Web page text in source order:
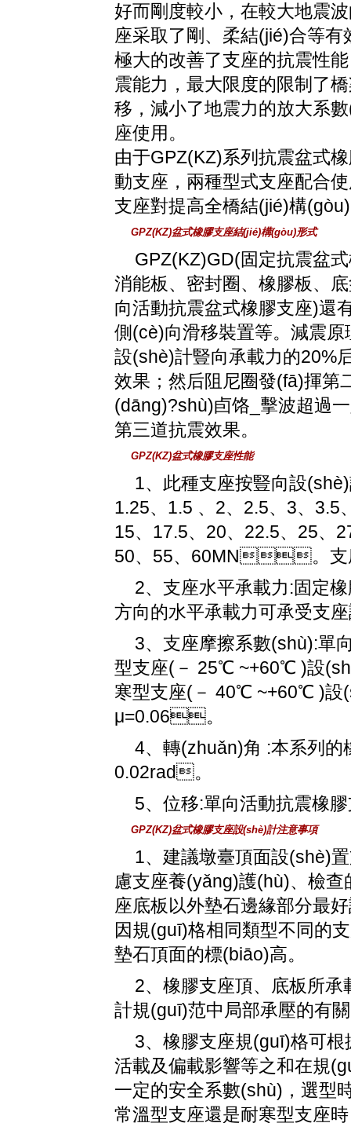
好而剛度較小，在較大地震
座采取了剛、柔結(jié)合等有效
極大的改善了支座的抗震性
震能力，最大限度的限制了
移，減小了地震力的放大系
座使用。
由于GPZ(KZ)系列抗震盆式
動支座，兩種型式支座配
支座對提高全橋結(jié)構
GPZ(KZ)盆式橡膠支座結(jié)構(gòu)形式
GPZ(KZ)GD(固定抗震
消能板、密封圈、橡膠板
向活動抗震盆式橡膠支座)還有
側(cè)向滑移裝置等。減震
設(shè)計豎向承載力的20%
效果；然后阻尼圈發(fā)揮第二
(dāng)?shù)卣饹_擊波超過
第三道抗震效果。
GPZ(KZ)盆式橡膠支座性能
1、此種支座按豎向設
1.25、1.5 、2、2.5、3、
15、17.5、20、22.5、
50、55、60MN。支
2、支座水平承載力:固
方向的水平承載力可承受支
3、支座摩擦系數(shù):單
型支座(－ 25℃ ~+60℃ )設
寒型支座(－ 40℃ ~+60℃ )設
μ=0.06。
4、轉(zhuǎn)角 :本系列
0.02rad。
5、位移:單向活動抗震橡膠
GPZ(KZ)盆式橡膠支座設(shè)計注意事項
1、建議墩臺頂面設
慮支座養(yǎng)護(hù)、檢
座底板以外墊石邊緣部分最好
因規(guī)格相同類型不同的支
墊石頂面的標(biāo)高。
2、橡膠支座頂、底
計規(guī)范中局部承壓的有
3、橡膠支座規(guī)格可
活載及偏載影響等之和在規
一定的安全系數(shù)，選型
常溫型支座還是耐寒型支座